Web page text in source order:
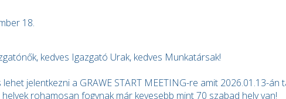
18.
kedves Igazgató Urak, kedves Munkatársak!
jelentkezni a GRAWE START MEETING-re amit 2026.01.13-án
helyek rohamosan fogynak már kevesebb mint 70 szabad hely van!